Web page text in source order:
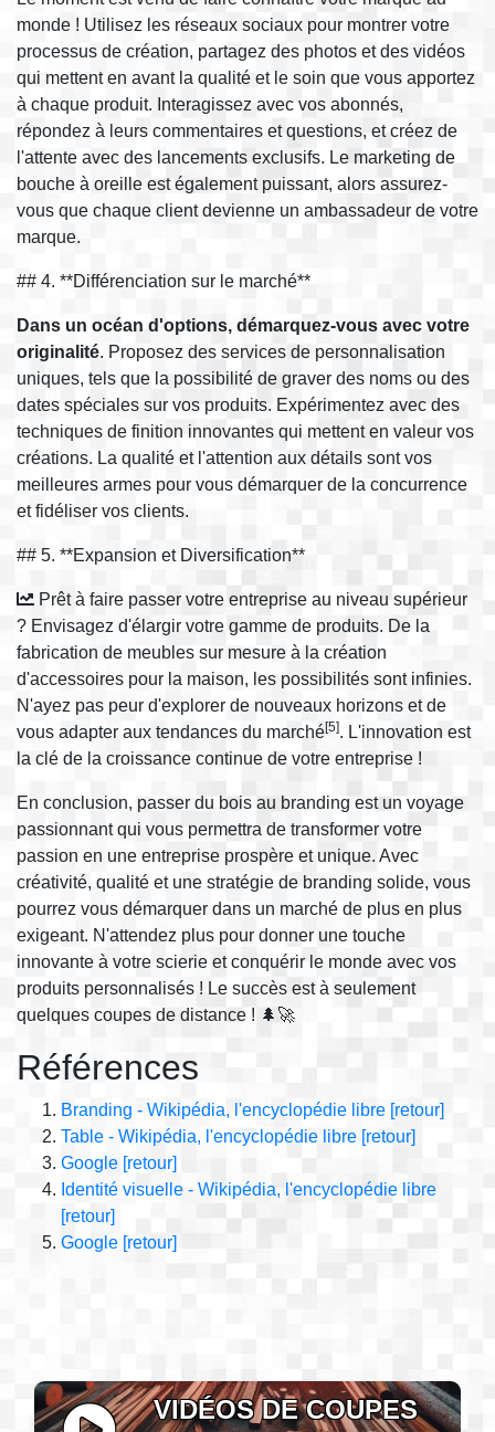
monde ! Utilisez les réseaux sociaux pour montrer votre
processus de création, partagez des photos et des vidéos
qui mettent en avant la qualité et le soin que vous apportez
à chaque produit. Interagissez avec vos abonnés,
répondez à leurs commentaires et questions, et créez de
l'attente avec des lancements exclusifs. Le marketing de
bouche à oreille est également puissant, alors assurez-
vous que chaque client devienne un ambassadeur de votre
marque.
## 4. **Différenciation sur le marché**
Dans un océan d'options, démarquez-vous avec votre
originalité. Proposez des services de personnalisation
uniques, tels que la possibilité de graver des noms ou des
dates spéciales sur vos produits. Expérimentez avec des
techniques de finition innovantes qui mettent en valeur vos
créations. La qualité et l'attention aux détails sont vos
meilleures armes pour vous démarquer de la concurrence
et fidéliser vos clients.
## 5. **Expansion et Diversification**
Prêt à faire passer votre entreprise au niveau supérieur
? Envisagez d'élargir votre gamme de produits. De la
fabrication de meubles sur mesure à la création
d'accessoires pour la maison, les possibilités sont infinies.
N'ayez pas peur d'explorer de nouveaux horizons et de
vous adapter aux tendances du marché[5]. L'innovation est
la clé de la croissance continue de votre entreprise !
En conclusion, passer du bois au branding est un voyage
passionnant qui vous permettra de transformer votre
passion en une entreprise prospère et unique. Avec
créativité, qualité et une stratégie de branding solide, vous
pourrez vous démarquer dans un marché de plus en plus
exigeant. N'attendez plus pour donner une touche
innovante à votre scierie et conquérir le monde avec vos
produits personnalisés ! Le succès est à seulement
quelques coupes de distance ! 🌲🚀
Références
Branding - Wikipédia, l'encyclopédie libre [retour]
Table - Wikipédia, l'encyclopédie libre [retour]
Google [retour]
Identité visuelle - Wikipédia, l'encyclopédie libre
[retour]
Google [retour]
VIDÉOS DE COUPES